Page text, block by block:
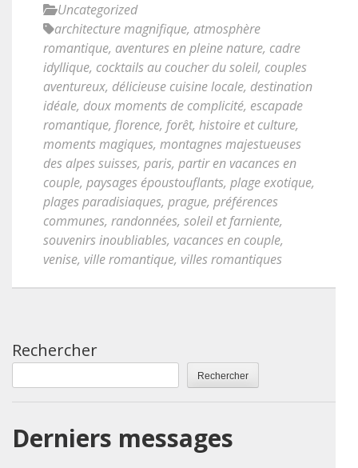
Uncategorized
architecture magnifique, atmosphère
romantique, aventures en pleine nature, cadre
idyllique, cocktails au coucher du soleil, couples
aventureux, délicieuse cuisine locale, destination
idéale, doux moments de complicité, escapade
romantique, florence, forêt, histoire et culture,
moments magiques, montagnes majestueuses
des alpes suisses, paris, partir en vacances en
couple, paysages époustouflants, plage exotique,
plages paradisiaques, prague, préférences
communes, randonnées, soleil et farniente,
souvenirs inoubliables, vacances en couple,
venise, ville romantique, villes romantiques
Rechercher
Rechercher
Derniers messages